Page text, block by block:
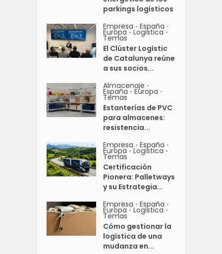
parkings logísticos
Empresa • España •
Europa • Logistica •
Temas
El Clúster Logístic
de Catalunya reúne
a sus socios...
Almacenaje •
España • Europa •
Temas
Estanterías de PVC
para almacenes:
resistencia...
Empresa • España •
Europa • Logistica •
Temas
Certificación
Pionera: Palletways
y su Estrategia...
Empresa • España •
Europa • Logistica •
Temas
Cómo gestionar la
logística de una
mudanza en...